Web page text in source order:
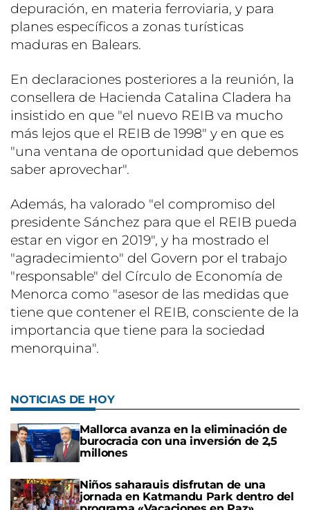
depuración, en materia ferroviaria, y para
planes específicos a zonas turísticas
maduras en Balears.
En declaraciones posteriores a la reunión, la
consellera de Hacienda Catalina Cladera ha
insistido en que "el nuevo REIB va mucho
más lejos que el REIB de 1998" y en que es
"una ventana de oportunidad que debemos
saber aprovechar".
Además, ha valorado "el compromiso del
presidente Sánchez para que el REIB pueda
estar en vigor en 2019", y ha mostrado el
"agradecimiento" del Govern por el trabajo
"responsable" del Círculo de Economía de
Menorca como "asesor de las medidas que
tiene que contener el REIB, consciente de la
importancia que tiene para la sociedad
menorquina".
NOTICIAS DE HOY
Mallorca avanza en la eliminación de
burocracia con una inversión de 2,5
millones
Niños saharauis disfrutan de una
jornada en Katmandu Park dentro del